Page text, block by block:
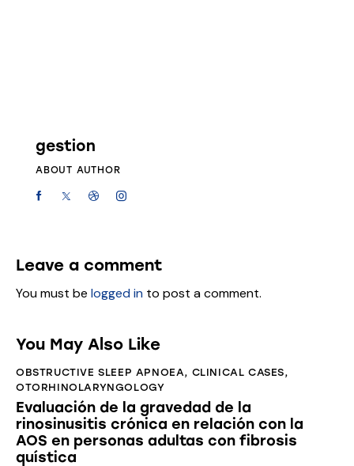
gestion
ABOUT AUTHOR
Leave a comment
You must be logged in to post a comment.
You May Also Like
OBSTRUCTIVE SLEEP APNOEA, CLINICAL CASES,
OTORHINOLARYNGOLOGY
Evaluación de la gravedad de la
rinosinusitis crónica en relación con la
AOS en personas adultas con fibrosis
quística